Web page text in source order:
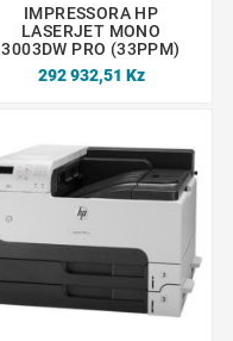
IMPRESSORA HP
LASERJET MONO
3003DW PRO (33PPM)
292 932,51 Kz